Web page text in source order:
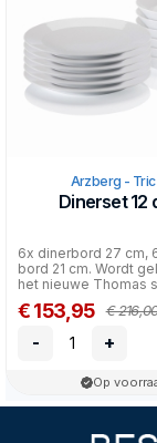
Arzberg - Tric
Dinerset 12
6x dinerbord 27 cm,
bord 21 cm. Wordt
het nieuwe Thomas
€ 153,95 €
- +
Op